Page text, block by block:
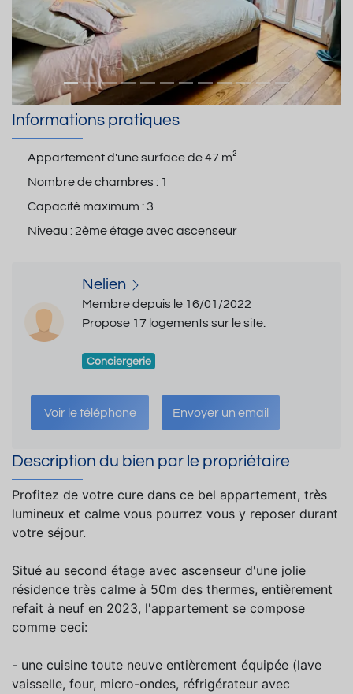
Informations pratiques
Appartement d'une surface de47 m²
Nombre de chambres : 1
Capacité maximum :3
Niveau :2ème étage avec ascenseur
Nelien
Membre depuis le 16/01/2022
Propose 17 logements sur le site.
Conciergerie
Voir le téléphone Envoyer un email
Description du bien par le propriétaire
Profitez de votre cure dans ce bel appartement, très
lumineux et calme vous pourrez vous y reposer durant
votre séjour.
Situé au second étage avec ascenseur d'une jolie
résidence très calme à 50m des thermes, entièrement
refait à neuf en 2023, l'appartement se compose
comme ceci:
- une cuisine toute neuve entièrement équipée (lave
vaisselle, four, micro-ondes, réfrigérateur avec